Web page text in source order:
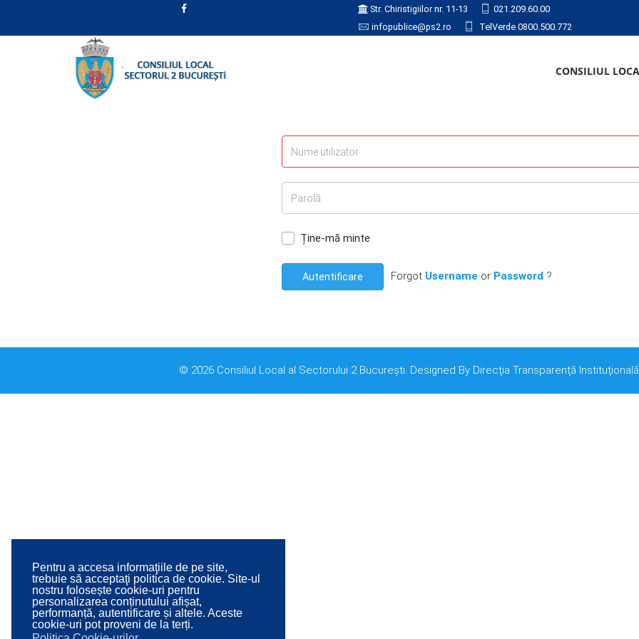
Pentru a accesa informaţiile de pe site,
trebuie să acceptaţi politica de cookie. Site-ul
nostru folosește cookie-uri pentru
personalizarea conținutului afișat,
performanță, autentificare și altele. Aceste
cookie-uri pot proveni de la terți.
Str. Chiristigiilor nr. 11-13
021.209.60.00
infopublice@ps2.ro
TelVerde 0800.500.772
CONSILIUL
Ține-mă minte
Autentificare Forgot Username or Password?
© 2026 Consiliul Local al Sectorului 2 București. Designed By Direcţia Transparenţă